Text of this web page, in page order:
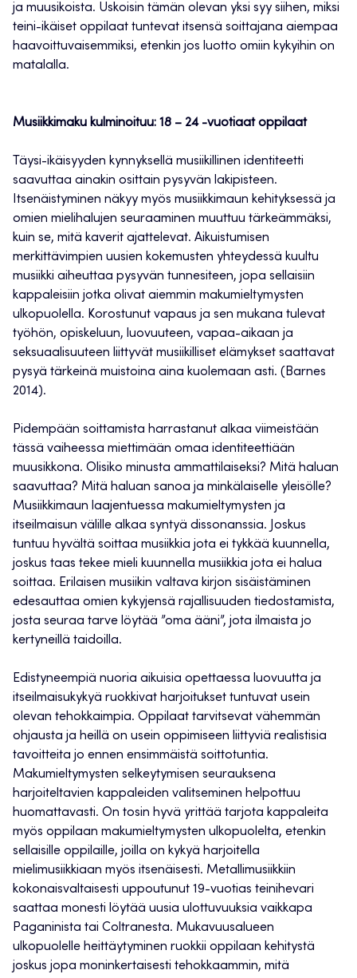
ja muusikoista. Uskoisin tämän olevan yksi syy siihen, miksi
teini-ikäiset oppilaat tuntevat itsensä soittajana aiempaa
haavoittuvaisemmiksi, etenkin jos luotto omiin kykyihin on
matalalla.
Musiikkimaku kulminoituu: 18 – 24 -vuotiaat oppilaat
Täysi-ikäisyyden kynnyksellä musiikillinen identiteetti
saavuttaa ainakin osittain pysyvän lakipisteen.
Itsenäistyminen näkyy myös musiikkimaun kehityksessä ja
omien mielihalujen seuraaminen muuttuu tärkeämmäksi,
kuin se, mitä kaverit ajattelevat. Aikuistumisen
merkittävimpien uusien kokemusten yhteydessä kuultu
musiikki aiheuttaa pysyvän tunnesiteen, jopa sellaisiin
kappaleisiin jotka olivat aiemmin makumieltymysten
ulkopuolella. Korostunut vapaus ja sen mukana tulevat
työhön, opiskeluun, luovuuteen, vapaa-aikaan ja
seksuaalisuuteen liittyvät musiikilliset elämykset saattavat
pysyä tärkeinä muistoina aina kuolemaan asti. (Barnes
2014).
Pidempään soittamista harrastanut alkaa viimeistään
tässä vaiheessa miettimään omaa identiteettiään
muusikkona. Olisiko minusta ammattilaiseksi? Mitä haluan
saavuttaa? Mitä haluan sanoa ja minkälaiselle yleisölle?
Musiikkimaun laajentuessa makumieltymysten ja
itseilmaisun välille alkaa syntyä dissonanssia. Joskus
tuntuu hyvältä soittaa musiikkia jota ei tykkää kuunnella,
joskus taas tekee mieli kuunnella musiikkia jota ei halua
soittaa. Erilaisen musiikin valtava kirjon sisäistäminen
edesauttaa omien kykyjensä rajallisuuden tiedostamista,
josta seuraa tarve löytää ”oma ääni”, jota ilmaista jo
kertyneillä taidoilla.
Edistyneempiä nuoria aikuisia opettaessa luovuutta ja
itseilmaisukykyä ruokkivat harjoitukset tuntuvat usein
olevan tehokkaimpia. Oppilaat tarvitsevat vähemmän
ohjausta ja heillä on usein oppimiseen liittyviä realistisia
tavoitteita jo ennen ensimmäistä soittotuntia.
Makumieltymysten selkeytymisen seurauksena
harjoiteltavien kappaleiden valitseminen helpottuu
huomattavasti. On tosin hyvä yrittää tarjota kappaleita
myös oppilaan makumieltymysten ulkopuolelta, etenkin
sellaisille oppilaille, joilla on kykyä harjoitella
mielimusiikkiaan myös itsenäisesti. Metallimusiikkiin
kokonaisvaltaisesti uppoutunut 19-vuotias teinihevari
saattaa monesti löytää uusia ulottuvuuksia vaikkapa
Paganinista tai Coltranesta. Mukavuusalueen
ulkopuolelle heittäytyminen ruokkii oppilaan kehitystä
joskus jopa moninkertaisesti tehokkaammin, mitä